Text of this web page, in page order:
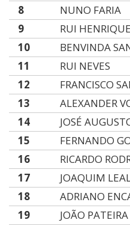
8
NUNO FARIA
9
RUI
10
BENVINDA
11
RUI NEVES
12
FRANCISCO
13
ALEXANDER
14
JOSÉ
15
FERNANDO
16
RICARDO
17
JOAQUIM
18
ADRIANO
19
JOÃO PATEIRA